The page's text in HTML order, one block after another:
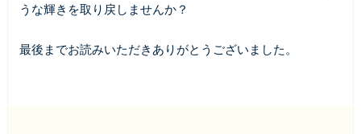
うな輝きを取り戻しませんか？
最後までお読みいただきありがとうございました。